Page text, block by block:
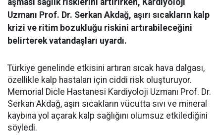
Uzmanı Prof. Dr. Serkan Akdağ, aşırı sıcakların kalp
krizi ve ritim bozukluğu riskini artırabileceğini
belirterek vatandaşları uyardı.
Türkiye genelinde etkisini artıran sıcak hava dalgası,
özellikle kalp hastaları için ciddi risk oluşturuyor.
Memorial Dicle Hastanesi Kardiyoloji Uzmanı Prof. Dr.
Serkan Akdağ, aşırı sıcakların vücutta sıvı ve mineral
kaybına yol açarak kalp sağlığını olumsuz etkilediğini
söyledi.